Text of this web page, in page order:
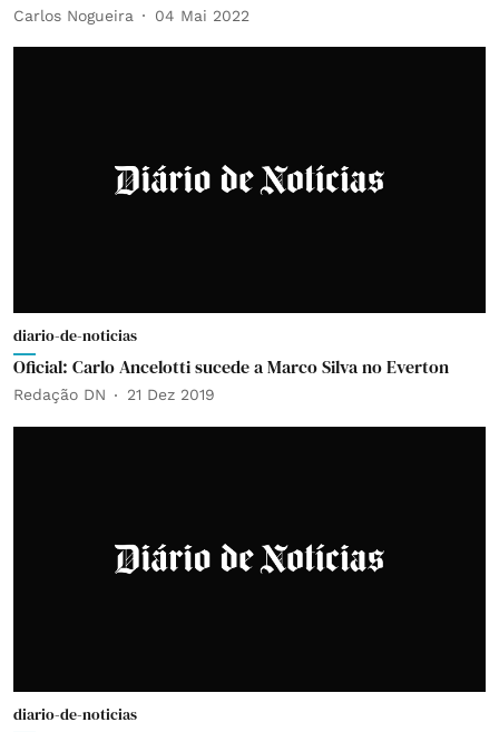
Carlos Nogueira 04 Mai 2022
diario-de-noticias
Oficial: Carlo Ancelotti sucede a Marco Silva no Everton
Redação DN 21 Dez 2019
diario-de-noticias